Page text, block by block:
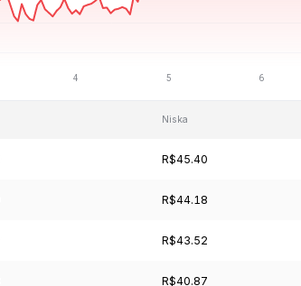
Niska
R$45.40
R$44.18
R$43.52
R$40.87